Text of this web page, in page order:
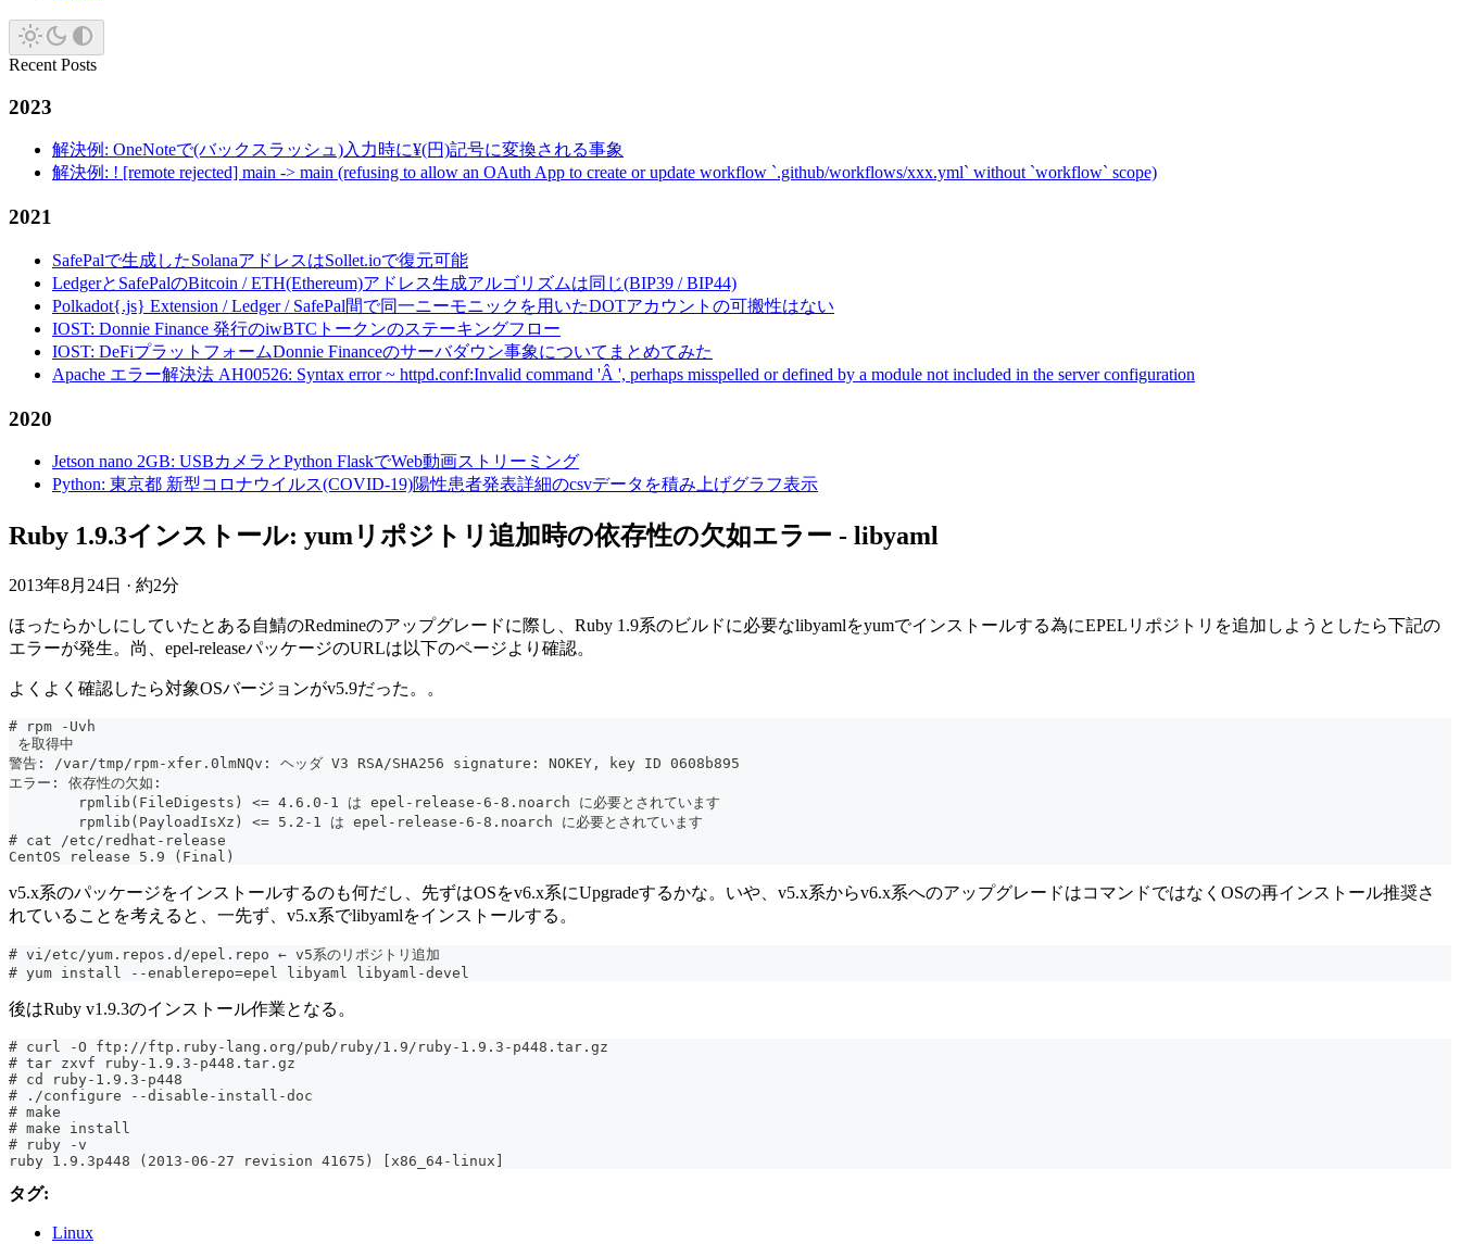
Recent Posts
2023
解決例: OneNoteで(バックスラッシュ)入力時に¥(円)記号に変換される事象
解決例: ! [remote rejected] main -> main (refusing to allow an OAuth App to create or update workflow `.github/workflows/xxx.yml` without `workflow` scope)
2021
SafePalで生成したSolanaアドレスはSollet.ioで復元可能
LedgerとSafePalのBitcoin / ETH(Ethereum)アドレス生成アルゴリズムは同じ(BIP39 / BIP44)
Polkadot{.js} Extension / Ledger / SafePal間で同一ニーモニックを用いたDOTアカウントの可搬性はない
IOST: Donnie Finance 発行のiwBTCトークンのステーキングフロー
IOST: DeFiプラットフォームDonnie Financeのサーバダウン事象についてまとめてみた
Apache エラー解決法 AH00526: Syntax error ~ httpd.conf:Invalid command 'Â ', perhaps misspelled or defined by a module not included in the server configuration
2020
Jetson nano 2GB: USBカメラとPython FlaskでWeb動画ストリーミング
Python: 東京都 新型コロナウイルス(COVID-19)陽性患者発表詳細のcsvデータを積み上げグラフ表示
Ruby 1.9.3インストール: yumリポジトリ追加時の依存性の欠如エラー - libyaml
2013年8月24日 · 約2分
ほったらかしにしていたとある自鯖のRedmineのアップグレードに際し、Ruby 1.9系のビルドに必要なlibyamlをyumでインストールする為にEPELリポジトリを追加しようとしたら下記の
エラーが発生。尚、epel-releaseパッケージのURLは以下のページより確認。
よくよく確認したら対象OSバージョンがv5.9だった。。
# rpm -Uvh
を取得中
警告: /var/tmp/rpm-xfer.0lmNQv: ヘッダ V3 RSA/SHA256 signature: NOKEY, key ID 0608b895
エラー: 依存性の欠如:
	rpmlib(FileDigests) <= 4.6.0-1 は epel-release-6-8.noarch に必要とされています
	rpmlib(PayloadIsXz) <= 5.2-1 は epel-release-6-8.noarch に必要とされています
# cat /etc/redhat-release
CentOS release 5.9 (Final)
v5.x系のパッケージをインストールするのも何だし、先ずはOSをv6.x系にUpgradeするかな。いや、v5.x系からv6.x系へのアップグレードはコマンドではなくOSの再インストール推奨さ
れていることを考えると、一先ず、v5.x系でlibyamlをインストールする。
# vi/etc/yum.repos.d/epel.repo ← v5系のリポジトリ追加
# yum install --enablerepo=epel libyaml libyaml-devel
後はRuby v1.9.3のインストール作業となる。
# curl -O ftp://ftp.ruby-lang.org/pub/ruby/1.9/ruby-1.9.3-p448.tar.gz
# tar zxvf ruby-1.9.3-p448.tar.gz
# cd ruby-1.9.3-p448
# ./configure --disable-install-doc
# make
# make install
# ruby -v
ruby 1.9.3p448 (2013-06-27 revision 41675) [x86_64-linux]
タグ:
Linux